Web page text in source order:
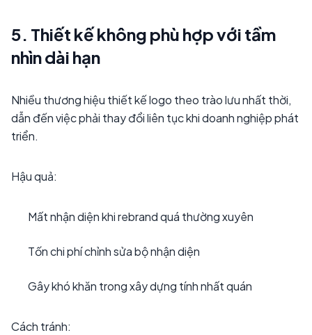
5. Thiết kế không phù hợp với tầm
nhìn dài hạn
Nhiều thương hiệu thiết kế logo theo trào lưu nhất thời,
dẫn đến việc phải thay đổi liên tục khi doanh nghiệp phát
triển.
Hậu quả:
Mất nhận diện khi rebrand quá thường xuyên
Tốn chi phí chỉnh sửa bộ nhận diện
Gây khó khăn trong xây dựng tính nhất quán
Cách tránh: